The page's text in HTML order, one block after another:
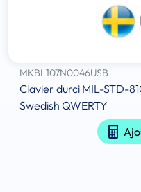
MKBL107N0046USB
Clavier durci MIL-STD-
Swedish QWERTY